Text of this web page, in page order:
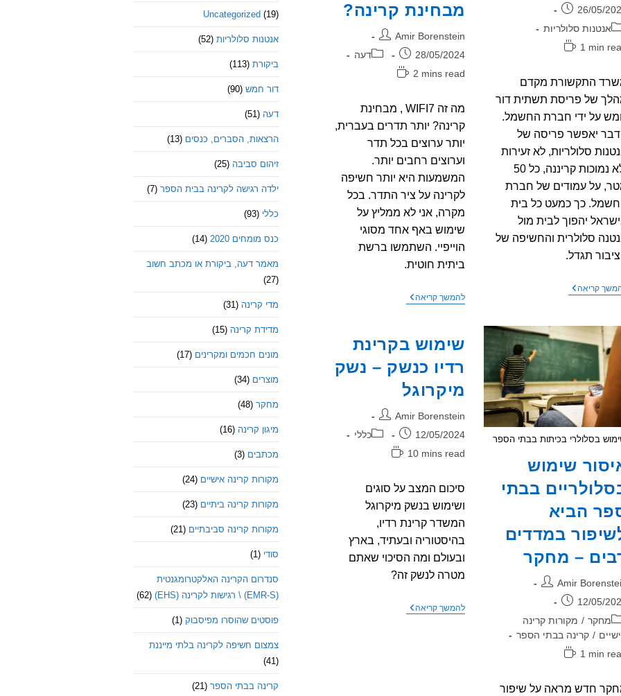
Uncategorized (19)
אנטנות סלולריות (52)
ביקורת (113)
דור חמש (90)
דעה (51)
הרצאות, הסברים, כנסים (13)
זיהום סביבה (25)
ילדה רגישה לקרינה בבית הספר (7)
כללי (93)
כנס מומחים 2020 (14)
מאמר דעה, ביקורת או מכתב חשוב
(27)
מדי קרינה (31)
מדידת קרינה (15)
מונים חכמים ומקרינים (17)
מוצרים (34)
מחקר (48)
מיגון קרינה (16)
מכתבים (3)
מקורות קרינה אישיים (24)
מקורות קרינה ביתיים (23)
מקורות קרינה סביבתיים (21)
סודי (1)
סנדרום הקרינה האלקטרומגנטית
(EMR-S) \ רגישות לקרינה (EHS)
(62)
פוסטים שהוסרו מפיסבוק (1)
צמצום חשיפה לקרינה בלתי מייננת
(41)
קרינה בבתי הספר (21)
מבחינת קרינה?
מחבר:
Amir Borenstein
פורסם:
28/05/2024 קטגוריה:
דעה
זמן
2 mins read
מה זה WIFI7 , מבחינת
קרינה? יותר תדרים בעברית,
יותר ערוצים בכל תדר
וערוצים רחבים יותר.
המשמעות היא יותר חשיפה
לקרינה על ציר התדר. בכל
מקרה, אני לא ממליץ על
שימוש באף אחד מסוגי
הוייפיי. השתמשו ברשת
ביתית חוטית.
להמשך קריאהמה
מבחינת
קרינה?
26/05/
אנטנות סלולריות
1 min
התקשורת מקדם
של פריסת תשתית דור
על ידי חברת החשמל.
יאפשר פריסה של
סלולריות, לא זעירות
ולא נמוכות קריננה, כל 50
על עמודים של חברת
כך כמעט כל בית
יהפוך לבית מול
סלולרית והחשיפה של
תגדל.
קריאהמשרד
אנטנות
סלולריות
ע"י
חברת
החשמל
שימוש בקרינת
רדיו כנשק – נשק
מיקרוגל
מחבר:
Amir Borenstein
פורסם:
12/05/2024 קטגוריה:
כללי
זמן
10 mins read
סיכום המצב על סוגים
ושימוש בנשק מיקרוגל
המשדר קרינת רדיו,
בהיסטוריה ובעתיד, בארץ
ובעולם ומה הסיכוי שאתם
מטרה לנשק זה?
להמשך קריאהשימוש
בסלולרי בכיתות בבתי הספר
שימוש
בבתי
הביא
במדדים
– מחקר
Amir
12/05/
מחקר / מקורות קרינה
/ קרינה בבתי הספר
1 min
חדש מראה על שיפור